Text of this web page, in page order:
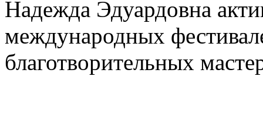
Надежда Эдуардовна
международных
благотворительных